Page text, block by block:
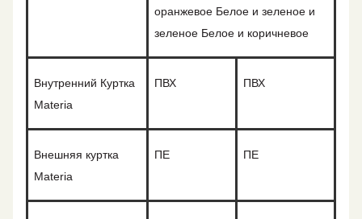
оранжевое Белое и зеленое и
зеленое Белое и коричневое
Внутренний Куртка
Materia
ПВХ ПВХ
Внешняя куртка
Materia
ПЕ ПЕ